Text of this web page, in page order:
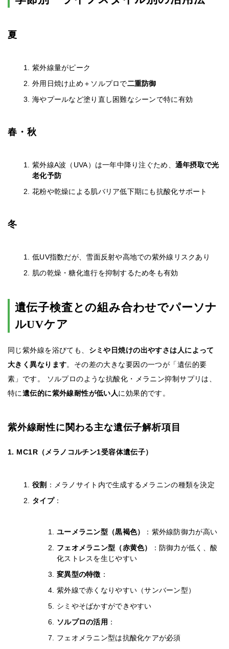
夏
紫外線量がピーク
外用日焼け止め＋ソルプロで二重防御
海やプールなど塗り直し困難なシーンで特に有効
春・秋
紫外線A波（UVA）は一年中降り注ぐため、 通年摂取で光
老化予防
花粉や乾燥による肌バリア低下期にも抗酸化サポート
冬
低UV指数だが、雪面反射や高地での紫外線リスクあり
肌の乾燥・糖化進行を抑制するため冬も有効
遺伝子検査との組み合わせでパーソナ
ルUVケア
同じ紫外線を浴びても、 シミや日焼けの出やすさは人によって
大きく異なります。その差の大きな要因の一つが「遺伝的要
素」です。 ソルプロのような抗酸化・メラニン抑制サプリは、
特に遺伝的に紫外線耐性が低い人に効果的です。
紫外線耐性に関わる主な遺伝子解析項目
1. MC1R（メラノコルチン1受容体遺伝子）
役割 ：メラノサイト内で生成するメラニンの種類を決定
タイプ：
ユーメラニン型（黒褐色）
：紫外線防御力が高い
フェオメラニン型（赤黄色）
：防御力が低く、酸
化ストレスを生じやすい
変異型の特徴 ：
紫外線で赤くなりやすい（サンバーン型）
シミやそばかすができやすい
ソルプロの活用 ：
フェオメラニン型は抗酸化ケアが必須